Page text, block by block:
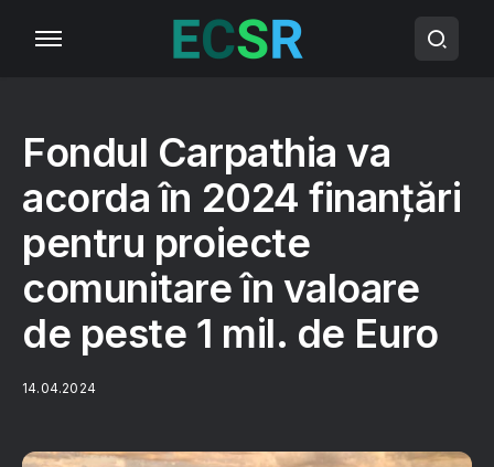
Fondul Carpathia va
acorda în 2024 finanțări
pentru proiecte
comunitare în valoare
de peste 1 mil. de Euro
14.04.2024